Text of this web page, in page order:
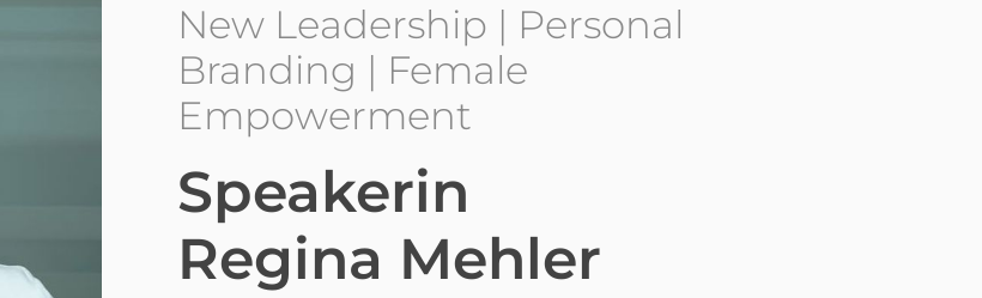
New Leadership | Personal
Branding | Female
Empowerment
Speakerin
Regina Mehler